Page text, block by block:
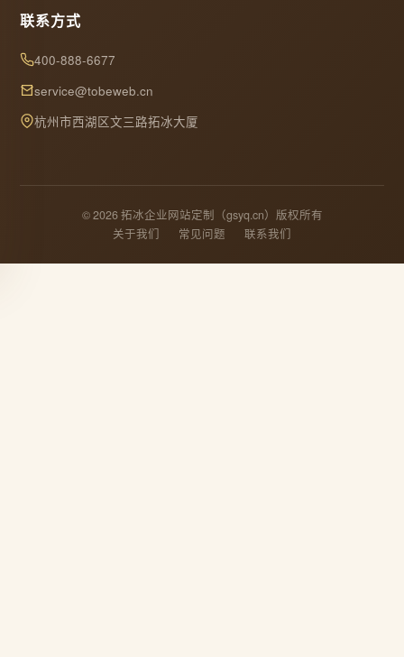
联系方式
400-888-6677
service@tobeweb.cn
杭州市西湖区文三路拓冰大厦
© 2026 拓冰企业网站定制（gsyq.cn）版权所有
关于我们
常见问题 联系我们